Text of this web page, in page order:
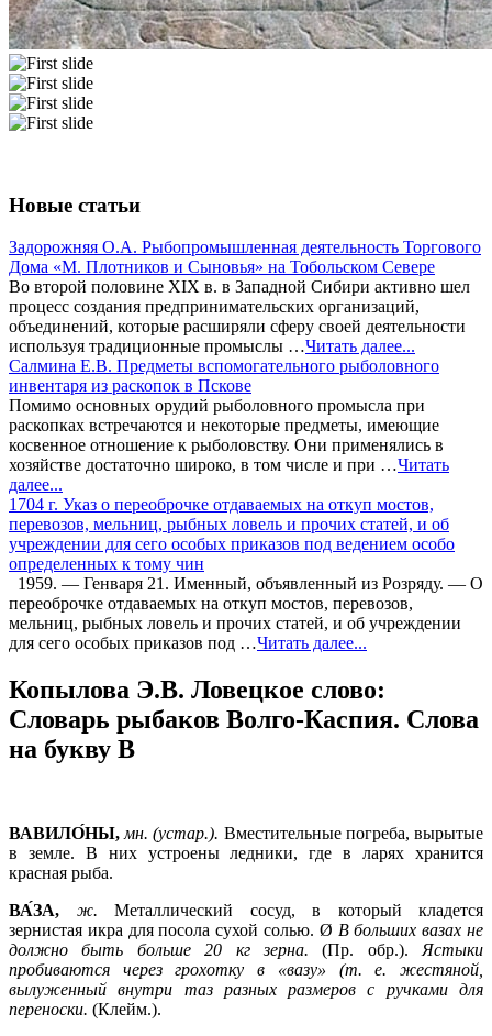
Новые статьи
Задорожняя О.А. Рыбопромышленная деятельность Торгового
Дома «М. Плотников и Сыновья» на Тобольском Севере
Во второй половине XIX в. в Западной Сибири активно шел
процесс создания предпринимательских организаций,
объединений, которые расширяли сферу своей деятельности
используя традиционные промыслы …Читать далее...
Салмина Е.В. Предметы вспомогательного рыболовного
инвентаря из раскопок в Пскове
Помимо основных орудий рыболовного промысла при
раскопках встречаются и некоторые предметы, имеющие
косвенное отношение к рыболовству. Они применялись в
хозяйстве достаточно широко, в том числе и при …Читать
далее...
1704 г. Указ о переоброчке отдаваемых на откуп мостов,
перевозов, мельниц, рыбных ловель и прочих статей, и об
учреждении для сего особых приказов под ведением особо
определенных к тому чин
1959. — Генваря 21. Именный, объявленный из Розряду. — О
переоброчке отдаваемых на откуп мостов, перевозов,
мельниц, рыбных ловель и прочих статей, и об учреждении
для сего особых приказов под …Читать далее...
Копылова Э.В. Ловецкое слово:
Словарь рыбаков Волго-Каспия. Слова
на букву В
ВАВИЛО́НЫ, мн. (устар.). Вместительные погреба, вырытые
в земле. В них устроены ледники, где в ларях хранится
красная рыба.
ВА́ЗА, ж. Металлический сосуд, в который кладется
зернистая икра для посола сухой солью. Ø В больших вазах не
должно быть больше 20 кг зерна.(Пр. обр.). Ястыки
пробиваются через грохотку в «вазу» (т. е. жестяной,
вылуженный внутри таз разных размеров с ручками для
переноски. (Клейм.).